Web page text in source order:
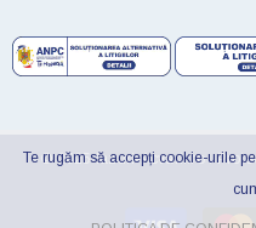
© 2025 Iazuri-Acvarii.ro .
Te rugăm să accepți cookie-urile